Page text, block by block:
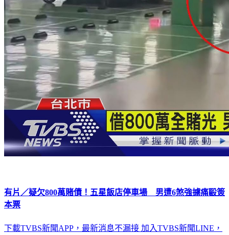
有片／疑欠800萬賭債！五星飯店停車場 男遭6煞強擄痛毆簽
本票
下載TVBS新聞APP，最新消息不漏接 加入TVBS新聞LINE，